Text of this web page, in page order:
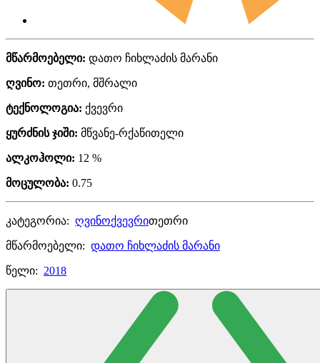
მწარმოებელი: დათო ჩიხლაძის მარანი
ღვინო: თეთრი, მშრალი
ტექნოლოგია: ქვევრი
ყურძნის ჯიში: მწვანე-რქაწითელი
ალკოჰოლი: 12 %
მოცულობა: 0.75
კატეგორია: ღვინოქვევრითეთრი
მწარმოებელი: დათო ჩიხლაძის მარანი
წელი: 2018